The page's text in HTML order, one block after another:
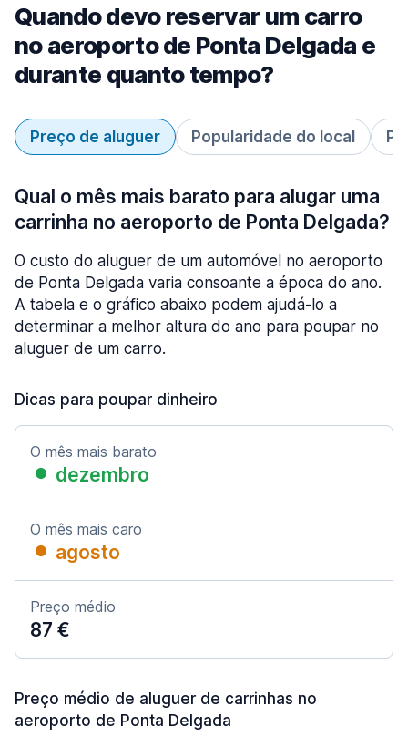
Quando devo reservar um carro
no aeroporto de Ponta Delgada e
durante quanto tempo?
Preço de aluguer Popularidade do local
Qual o mês mais barato para alugar uma
carrinha no aeroporto de Ponta Delgada?
O custo do aluguer de um automóvel no aeroporto
de Ponta Delgada varia consoante a época do ano.
A tabela e o gráfico abaixo podem ajudá-lo a
determinar a melhor altura do ano para poupar no
aluguer de um carro.
Dicas para poupar dinheiro
O mês mais barato
dezembro
O mês mais caro
agosto
Preço médio
87 €
Preço médio de aluguer de carrinhas no
aeroporto de Ponta Delgada